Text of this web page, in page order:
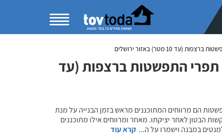
(עד 10 מטר) באזור ירושלים
תפרי התפשטות ברצפות (עד
הם מרווחים המתוכננים מראש בזמן הבנייה על מנת
הבטון לאחר יציקתו. מאחר ומרווחים אילו מתוכננים
במבנה וישמרו על ה... קרא עוד